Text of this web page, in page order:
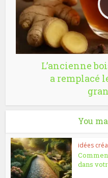
L’ancienne
a remplacé
You
idées
dans